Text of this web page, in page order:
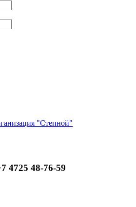
"Степной"
4725 48-76-59